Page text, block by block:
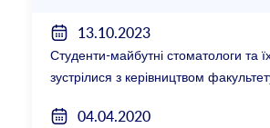
13.10.2023
Студенти-майбутні стоматологи та
зустрілися з керівництвом
04.04.2020